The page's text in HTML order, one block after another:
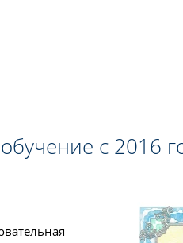
с 2016